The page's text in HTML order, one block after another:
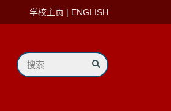
学校主页 | ENGLISH